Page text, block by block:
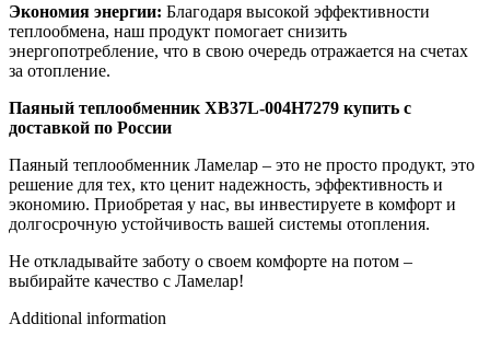
Экономия энергии: Благодаря высокой эффективности
теплообмена, наш продукт помогает снизить
энергопотребление, что в свою очередь отражается на счетах
за отопление.
Паяный теплообменник XB37L-004H7279 купить с
доставкой по России
Паяный теплообменник Ламелар – это не просто продукт, это
решение для тех, кто ценит надежность, эффективность и
экономию. Приобретая у нас, вы инвестируете в комфорт и
долгосрочную устойчивость вашей системы отопления.
Не откладывайте заботу о своем комфорте на потом –
выбирайте качество с Ламелар!
Additional information